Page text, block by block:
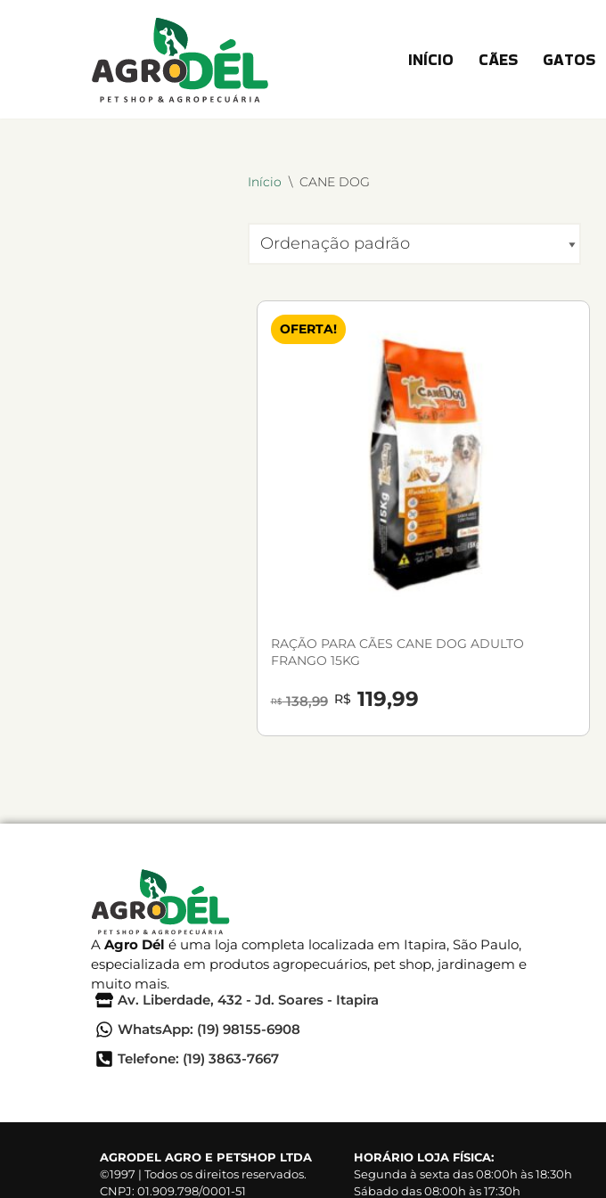
INÍCIO CÃES GATOS
Início \ CANE DOG
OFERTA!
RAÇÃO PARA CÃES CANE DOG ADULTO
FRANGO 15KG
R$138,99 R$ 119,99
A Agro Dél é uma loja completa localizada em Itapira, São Paulo,
especializada em produtos agropecuários, pet shop, jardinagem e
muito mais.
Av. Liberdade, 432 - Jd. Soares - Itapira
WhatsApp: (19) 98155-6908
Telefone: (19) 3863-7667
AGRODEL AGRO E PETSHOP LTDA
©1997 | Todos os direitos reservados.
CNPJ: 01.909.798/0001-51
HORÁRIO LOJA FÍSICA:
Segunda à sexta das 08:00h às 18:30h
Sábado das 08:00h às 17:30h